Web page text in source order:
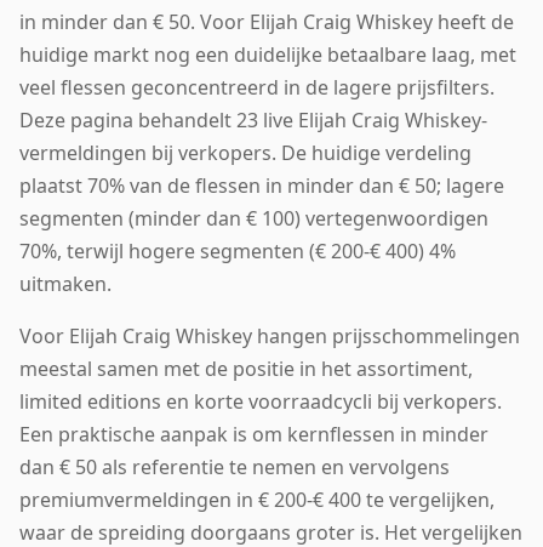
in minder dan € 50. Voor Elijah Craig Whiskey heeft de
huidige markt nog een duidelijke betaalbare laag, met
veel flessen geconcentreerd in de lagere prijsfilters.
Deze pagina behandelt 23 live Elijah Craig Whiskey-
vermeldingen bij verkopers. De huidige verdeling
plaatst 70% van de flessen in minder dan € 50; lagere
segmenten (minder dan € 100) vertegenwoordigen
70%, terwijl hogere segmenten (€ 200-€ 400) 4%
uitmaken.
Voor Elijah Craig Whiskey hangen prijsschommelingen
meestal samen met de positie in het assortiment,
limited editions en korte voorraadcycli bij verkopers.
Een praktische aanpak is om kernflessen in minder
dan € 50 als referentie te nemen en vervolgens
premiumvermeldingen in € 200-€ 400 te vergelijken,
waar de spreiding doorgaans groter is. Het vergelijken